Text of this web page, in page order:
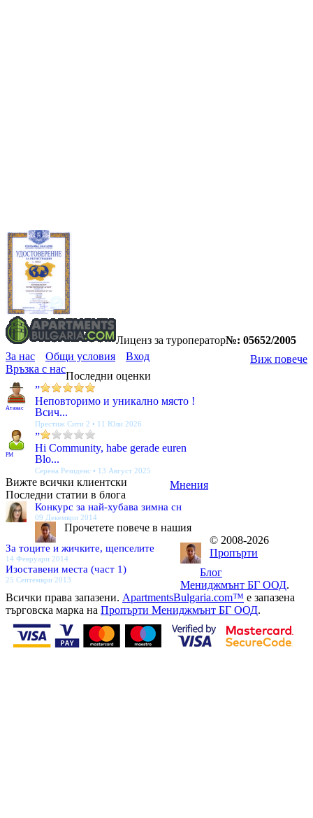
Лиценз за туроператор№: 05652/2005
Виж повече
За нас Общи условия
Вход
Връзка с нас
Последни оценки
Атанас
”
Неповторимо и уникално място !
Всич...
Престиж Сити 2 • 11 Юли 2026
PM
”
Hi Community, habe gerade euren
Blo...
Серена Резиденс • 13 Август 2025
Мнения
Вижте всички клиентски
Последни статии в блога
Конкурс за най-хубава зимна сн
09 Декември 2014
За тоците и жичките, щепселите
14 Февруари 2014
Изоставени места (част 1)
25 Септември 2013
Блог
Прочетете повече в нашия
© 2008-2026
Пропърти
Мениджмънт БГ ООД.
Всички права запазени. ApartmentsBulgaria.com™ е запазена
търговска марка на Пропърти Мениджмънт БГ ООД.